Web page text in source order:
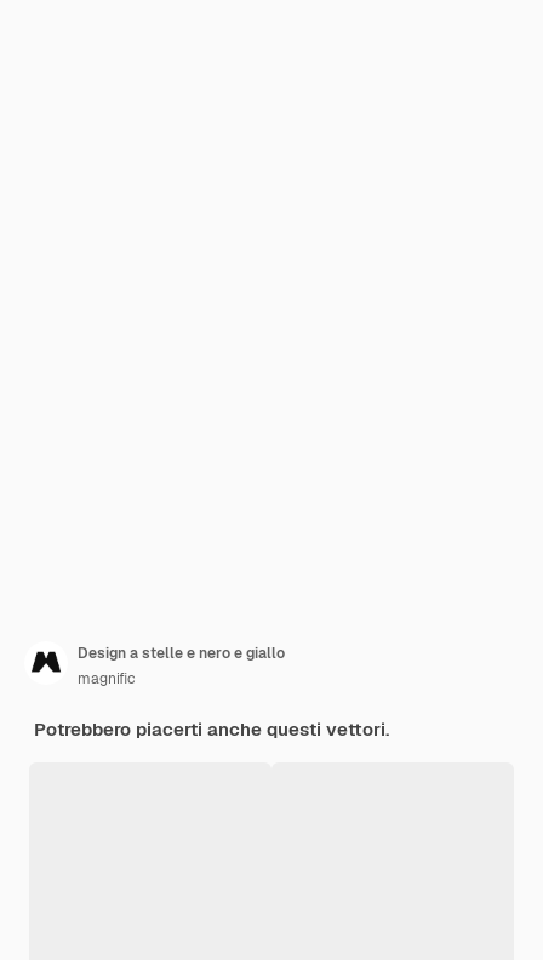
Design a stelle e nero e giallo
magnific
Potrebbero piacerti anche questi vettori.